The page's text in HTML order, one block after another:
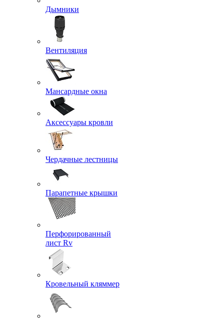
Дымники
Вентиляция
Мансардные окна
Аксессуары кровли
Чердачные лестницы
Парапетные крышки
Перфорированный
лист Rv
Кровельный кляммер